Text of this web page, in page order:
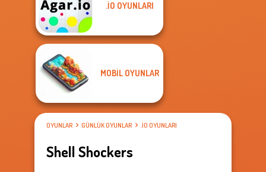
.IO OYUNLARI
MOBIL OYUNLAR
OYUNLAR GÜNLÜK OYUNLAR .IO OYUNLARI
Shell Shockers